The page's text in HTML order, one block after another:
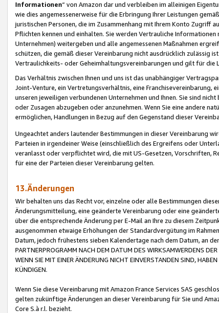
Informationen“ von Amazon dar und verbleiben im alleinigen
wie dies angemessenerweise für die Erbringung Ihrer Leistungen
juristischen Personen, die im Zusammenhang mit Ihrem Konto
Pflichten kennen und einhalten. Sie werden Vertrauliche
Unternehmen) weitergeben und alle angemessenen Maßnahmen
schützen, die gemäß dieser Vereinbarung nicht ausdrücklich zulässig
Vertraulichkeits- oder Geheimhaltungsvereinbarungen und gilt für die
Das Verhältnis zwischen Ihnen und uns ist das unabhängiger
Joint-Venture, ein Vertretungsverhältnis, eine Franchisevereinbarung,
unseren jeweiligen verbundenen Unternehmen und Ihnen. Sie sind
oder Zusagen abzugeben oder anzunehmen. Wenn Sie eine andere
ermöglichen, Handlungen in Bezug auf den Gegenstand dieser
Ungeachtet anders lautender Bestimmungen in dieser Vereinbarung
Parteien in irgendeiner Weise (einschließlich des Ergreifens oder
veranlasst oder verpflichtet wird, die mit US-Gesetzen, Vorschriften,
für eine der Parteien dieser Vereinbarung gelten.
13.Änderungen
Wir behalten uns das Recht vor, einzelne oder alle Bestimmungen
Änderungsmitteilung, eine geänderte Vereinbarung oder eine
über die entsprechende Änderung per E-Mail an Ihre zu diesem
ausgenommen etwaige Erhöhungen der Standardvergütung im
Datum, jedoch frühestens sieben Kalendertage nach dem Datum, an
PARTNERPROGRAMM NACH DEM DATUM DES WIRKSAMWERDENS
WENN SIE MIT EINER ÄNDERUNG NICHT EINVERSTANDEN SIND,
KÜNDIGEN.
Wenn Sie diese Vereinbarung mit Amazon France Services SAS
gelten zukünftige Änderungen an dieser Vereinbarung für Sie und
Core S.à r.l. bezieht.